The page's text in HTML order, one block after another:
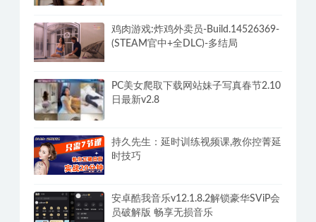
鸡肉游戏:炸鸡外卖员-Build.14526369-
(STEAM官中+全DLC)-多结局
PC美女爬取下载网站妹子写真春节2.10
日最新v2.8
持久先生：延时训练视频课,教你控菁延
时技巧
安卓酷我音乐v12.1.8.2解锁豪华SViP会
员破解版 畅享无损音乐